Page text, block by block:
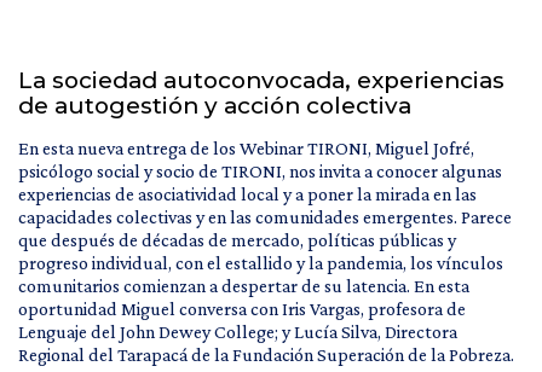
La sociedad autoconvocada, experiencias
de autogestión y acción colectiva
En esta nueva entrega de los Webinar TIRONI, Miguel Jofré,
psicólogo social y socio de TIRONI, nos invita a conocer algunas
experiencias de asociatividad local y a poner la mirada en las
capacidades colectivas y en las comunidades emergentes. Parece
que después de décadas de mercado, políticas públicas y
progreso individual, con el estallido y la pandemia, los vínculos
comunitarios comienzan a despertar de su latencia. En esta
oportunidad Miguel conversa con Iris Vargas, profesora de
Lenguaje del John Dewey College; y Lucía Silva, Directora
Regional del Tarapacá de la Fundación Superación de la Pobreza.